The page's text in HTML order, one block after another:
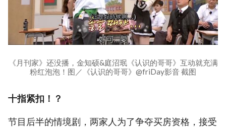
《月刊家》还没播，金知硕&庭沼珉《认识的哥哥》互动就充满
粉红泡泡！图／《认识的哥哥》@friDay影音 截图
十指紧扣！？
节目后半的情境剧，两家人为了争夺买房资格，接受